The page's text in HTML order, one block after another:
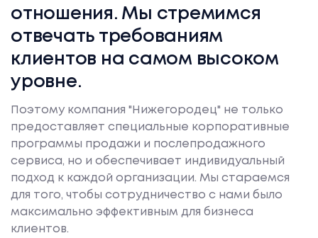
отношения. Мы стремимся
отвечать требованиям
клиентов на самом высоком
уровне.
Поэтому компания "Нижегородец" не только
предоставляет специальные корпоративные
программы продажи и послепродажного
сервиса, но и обеспечивает индивидуальный
подход к каждой организации. Мы стараемся
для того, чтобы сотрудничество с нами было
максимально эффективным для бизнеса
клиентов.